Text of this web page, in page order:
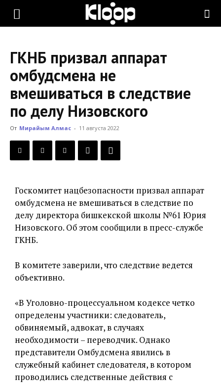
KLOOP.KG
Новости
Кыргызстана
ГКНБ призвал аппарат
омбудсмена не
вмешиваться в следствие
по делу Низовского
От Мирайым Алмас - 11 августа 2022
Госкомитет нацбезопасности призвал аппарат
омбудсмена не вмешиваться в следствие по
делу директора бишкекской школы №61 Юрия
Низовского. Об этом сообщили в пресс-службе
ГКНБ.
В комитете заверили, что следствие ведется
объективно.
«В Уголовно-процессуальном кодексе четко
определены участники: следователь,
обвиняемый, адвокат, в случаях
необходимости – переводчик. Однако
представители Омбудсмена явились в
служебный кабинет следователя, в котором
проводились следственные действия с